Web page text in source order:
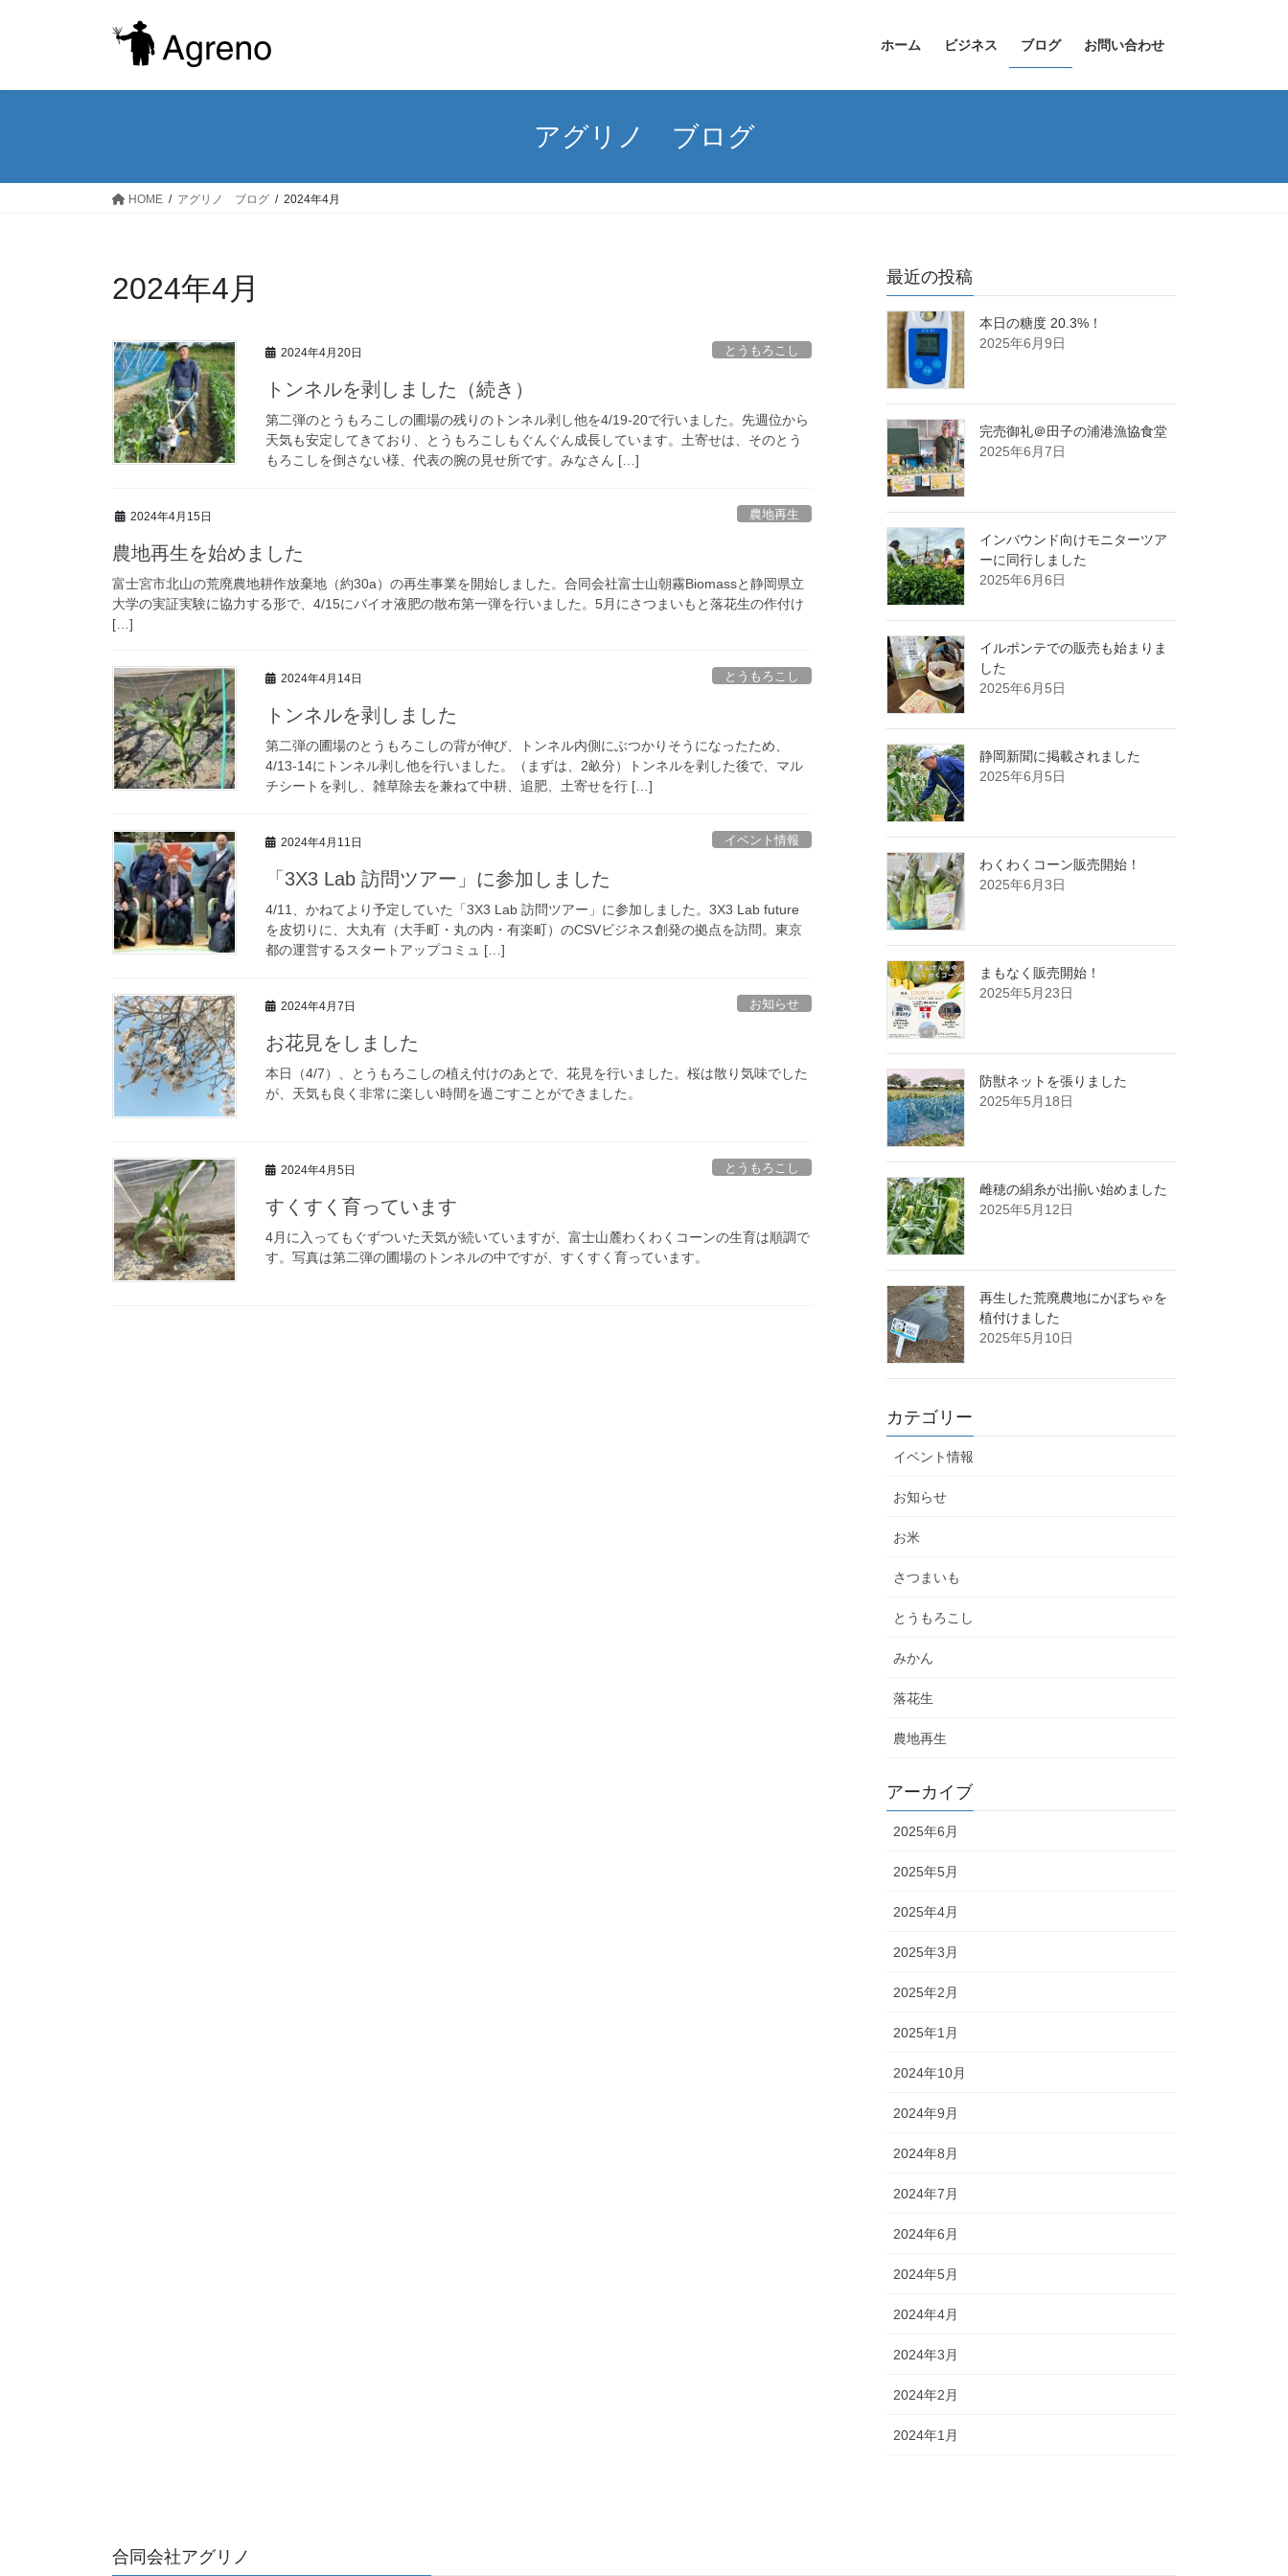
ホーム ビジネス ブログ お問い合わせ
アグリノ ブログ
HOME アグリノ ブログ 2024年4月
2024年4月
2024年4月20日 とうもろこし
トンネルを剥しました（続き）
第二弾のとうもろこしの圃場の残りのトンネル剥し他を4/19-20で行いました。先週位から
天気も安定してきており、とうもろこしもぐんぐん成長しています。土寄せは、そのとう
もろこしを倒さない様、代表の腕の見せ所です。みなさん […]
2024年4月15日 農地再生
農地再生を始めました
富士宮市北山の荒廃農地耕作放棄地（約30a）の再生事業を開始しました。合同会社富士山朝霧Biomassと静岡県立
大学の実証実験に協力する形で、4/15にバイオ液肥の散布第一弾を行いました。5月にさつまいもと落花生の作付け
[…]
2024年4月14日 とうもろこし
トンネルを剥しました
第二弾の圃場のとうもろこしの背が伸び、トンネル内側にぶつかりそうになったため、
4/13-14にトンネル剥し他を行いました。（まずは、2畝分）トンネルを剥した後で、マル
チシートを剥し、雑草除去を兼ねて中耕、追肥、土寄せを行 […]
2024年4月11日 イベント情報
「3X3 Lab 訪問ツアー」に参加しました
4/11、かねてより予定していた「3X3 Lab 訪問ツアー」に参加しました。3X3 Lab future
を皮切りに、大丸有（大手町・丸の内・有楽町）のCSVビジネス創発の拠点を訪問。東京
都の運営するスタートアップコミュ […]
2024年4月7日 お知らせ
お花見をしました
本日（4/7）、とうもろこしの植え付けのあとで、花見を行いました。桜は散り気味でした
が、天気も良く非常に楽しい時間を過ごすことができました。
2024年4月5日 とうもろこし
すくすく育っています
4月に入ってもぐずついた天気が続いていますが、富士山麓わくわくコーンの生育は順調で
す。写真は第二弾の圃場のトンネルの中ですが、すくすく育っています。
最近の投稿
本日の糖度 20.3%！
2025年6月9日
完売御礼＠田子の浦港漁協食堂
2025年6月7日
インバウンド向けモニターツア
ーに同行しました
2025年6月6日
イルポンテでの販売も始まりま
した
2025年6月5日
静岡新聞に掲載されました
2025年6月5日
わくわくコーン販売開始！
2025年6月3日
まもなく販売開始！
2025年5月23日
防獣ネットを張りました
2025年5月18日
雌穂の絹糸が出揃い始めました
2025年5月12日
再生した荒廃農地にかぼちゃを
植付けました
2025年5月10日
カテゴリー
イベント情報
お知らせ
お米
さつまいも
とうもろこし
みかん
落花生
農地再生
アーカイブ
2025年6月
2025年5月
2025年4月
2025年3月
2025年2月
2025年1月
2024年10月
2024年9月
2024年8月
2024年7月
2024年6月
2024年5月
2024年4月
2024年3月
2024年2月
2024年1月
合同会社アグリノ